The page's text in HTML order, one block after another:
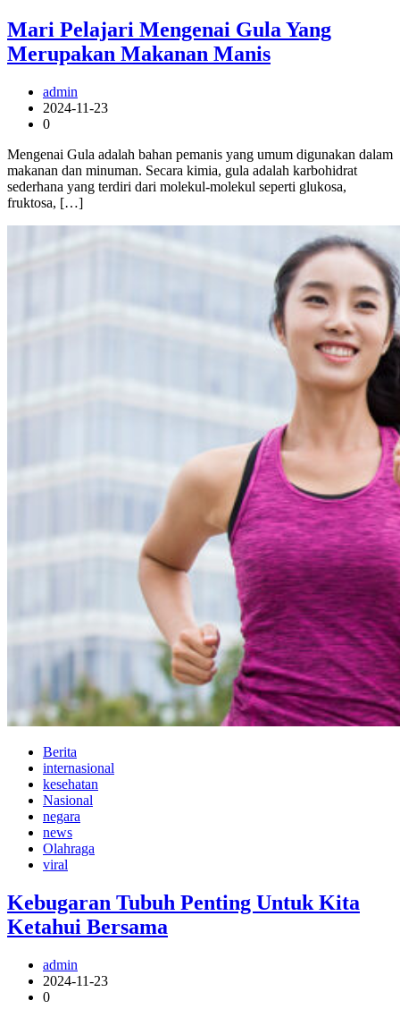
Mari Pelajari Mengenai Gula Yang
Merupakan Makanan Manis
admin
2024-11-23
0
Mengenai Gula adalah bahan pemanis yang umum digunakan dalam
makanan dan minuman. Secara kimia, gula adalah karbohidrat
sederhana yang terdiri dari molekul-molekul seperti glukosa,
fruktosa, […]
Berita
internasional
kesehatan
Nasional
negara
news
Olahraga
viral
Kebugaran Tubuh Penting Untuk Kita
Ketahui Bersama
admin
2024-11-23
0